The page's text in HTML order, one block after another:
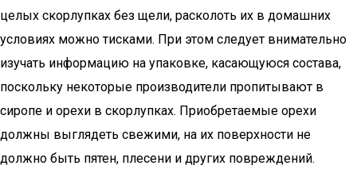
целых скорлупках без щели, расколоть их в домашних
условиях можно тисками. При этом следует внимательно
изучать информацию на упаковке, касающуюся состава,
поскольку некоторые производители пропитывают в
сиропе и орехи в скорлупках. Приобретаемые орехи
должны выглядеть свежими, на их поверхности не
должно быть пятен, плесени и других повреждений.